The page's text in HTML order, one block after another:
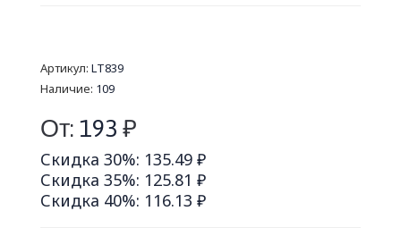
Артикул: LT839
Наличие: 109
От: 193 ₽
Скидка 30%: 135.49 ₽
Скидка 35%: 125.81 ₽
Скидка 40%: 116.13 ₽